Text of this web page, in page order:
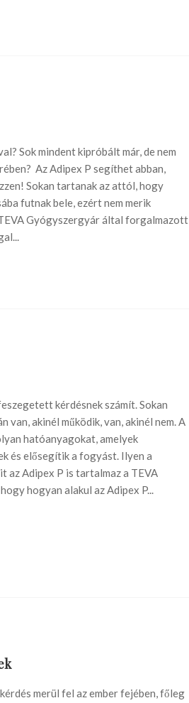
Sok mindent kipróbált már, de nem
Az Adipex P segíthet abban,
Sokan tartanak az attól, hogy
futnak bele, ezért nem merik
Gyógyszergyár által forgalmazott
kérdésnek számít. Sokan
van, akinél működik, van, akinél nem. A
hatóanyagokat, amelyek
és elősegítik a fogyást. Ilyen a
az Adipex P is tartalmaz a TEVA
hogyan alakul az Adipex P...
merül fel az ember fejében, főleg